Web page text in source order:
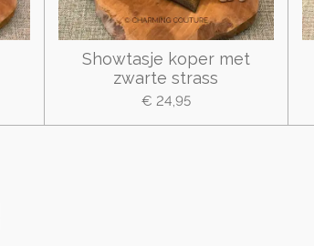
Showtasje koper met
zwarte strass
€ 24,95